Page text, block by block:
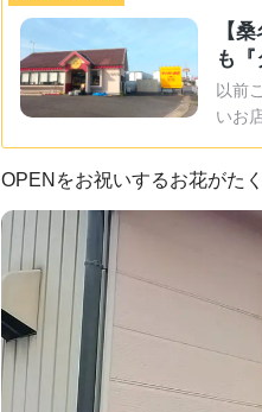
【
も『
以前
いお
OPENをお祝いするお花がた